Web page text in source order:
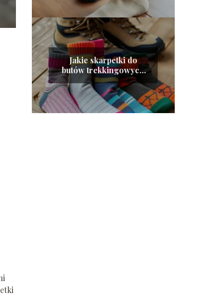
Jakie skarpetki do
butów trekkingowych
wybrać na każdą porę
roku?